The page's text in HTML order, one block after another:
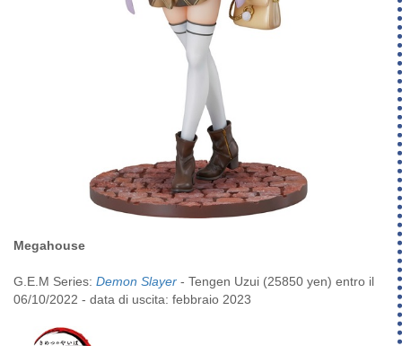
Megahouse
G.E.M Series: Demon Slayer - Tengen Uzui (25850 yen) entro il
06/10/2022 - data di uscita: febbraio 2023